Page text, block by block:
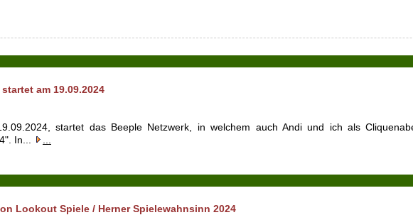
am 19.09.2024
startet das Beeple Netzwerk, in welchem auch Andi und ich als
In...
Lookout Spiele / Herner Spielewahnsinn 2024